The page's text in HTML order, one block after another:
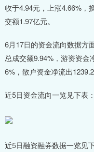
收于4.94元，上涨4.66%，
交额1.97亿元。
6月17日的资金流向数据方
总成交额9.94%，游资资金
6%，散户资金净流出
近5日资金流向一览见下表：
近5日融资融券数据一览见